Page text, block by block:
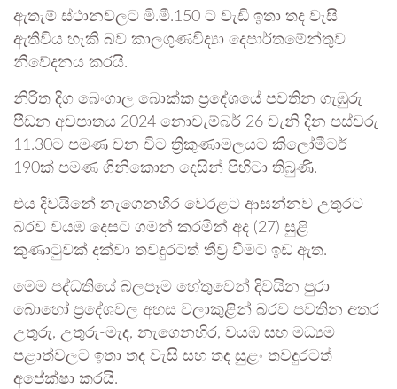
ඇතැම් ස්ථානවලට මි.මී.150 ට වැඩි ඉතා තද වැසි
ඇතිවිය හැකි බව කාලගුණවිද්‍යා දෙපාර්තමේන්තුව
නිවේදනය කරයි.
නිරිත දිග බෙංගාල බොක්ක ප්‍රදේශයේ පවතින ගැඹුරු
පීඩන අවපාතය 2024 නොවැම්බර් 26 වැනි දින පස්වරු
11.30ට පමණ වන විට ත්‍රිකුණාමලයට කිලෝමීටර්
190ක් පමණ ගිනිකොන දෙසින් පිහිටා තිබුණි.
එය දිවයිනේ නැගෙනහිර වෙරළට ආසන්නව උතුරට
බරව වයඹ දෙසට ගමන් කරමින් අද (27) සුළි
කුණාටුවක් දක්වා තවදුරටත් තීව්‍ර වීමට ඉඩ ඇත.
මෙම පද්ධතියේ බලපෑම හේතුවෙන් දිවයින පුරා
බොහෝ ප්‍රදේශවල අහස වලාකුළින් බරව පවතින අතර
උතුරු, උතුරු-මැද, නැගෙනහිර, වයඹ සහ මධ්‍යම
පළාත්වලට ඉතා තද වැසි සහ තද සුළං තවදුරටත්
අපේක්ෂා කරයි.